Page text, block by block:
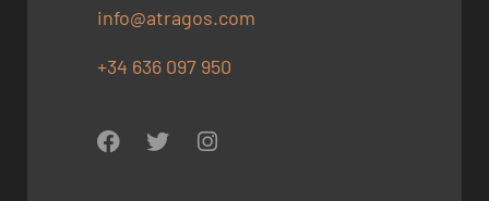
info@atragos.com
+34 636 097 950